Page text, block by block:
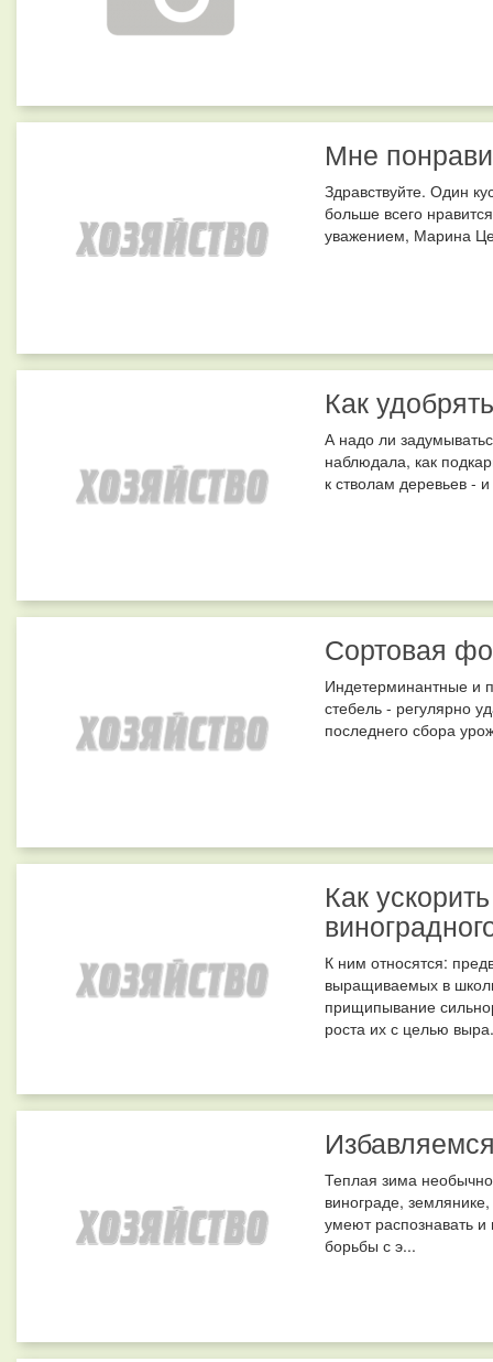
Мне
Здравствуйте. Один
больше всего
уважением, Марина
Как
А надо ли
наблюдала, как
к стволам деревьев -
Сортовая
Индетерминантные и
стебель - регулярно
последнего сбора
Как
К ним относятся:
выращиваемых в
прищипывание
роста их с целью
Теплая зима
винограде,
умеют распознавать
борьбы с э...